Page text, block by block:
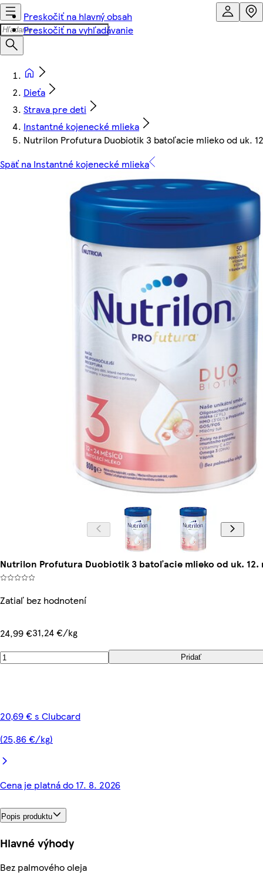
Preskočiť na hlavný obsah
Preskočiť na vyhľadávanie
Dieťa
Strava pre deti
Instantné kojenecké mlieka
Nutrilon Profutura Duobiotik 3 batoľacie mlieko od uk.
Späť na Instantné kojenecké mlieka
Nutrilon Profutura Duobiotik 3 batoľacie mlieko od uk. 12.
Zatiaľ bez hodnotení
24,99 €31,24 €/kg
Pridať
20,69 € s Clubcard
(25,86 €/kg)
Cena je platná do 17. 8. 2026
Popis produktu
Hlavné výhody
Bez palmového oleja